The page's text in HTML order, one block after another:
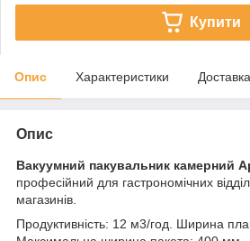
Купити
Опис Характеристики Доставка
Опис
Вакуумний пакувальник камерний
професійний для гастрономічних
магазинів.
Продуктивність: 12 м3/год. Ширина